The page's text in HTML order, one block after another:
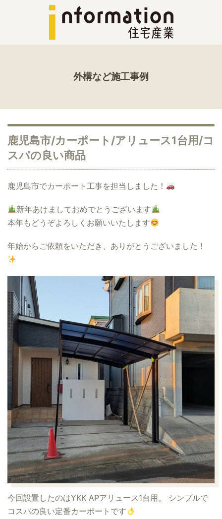
外構など施工事例
鹿児島市/カーポート/アリュース1台用/コ
スパの良い商品
鹿児島市でカーポート工事を担当しました！
新年あけましておめでとうございます
本年もどうぞよろしくお願いいたします
年始からご依頼をいただき、ありがとうございました！
今回設置したのはYKK APアリュース1台用。
シンプルで
コスパの良い定番カーポートです